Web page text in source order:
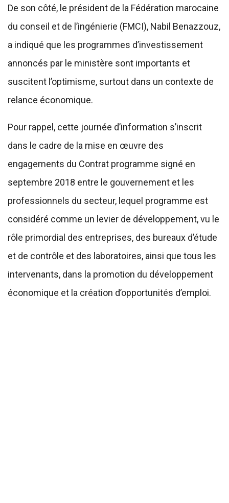
De son côté, le président de la Fédération marocaine
du conseil et de l’ingénierie (FMCI), Nabil Benazzouz,
a indiqué que les programmes d’investissement
annoncés par le ministère sont importants et
suscitent l’optimisme, surtout dans un contexte de
relance économique.
Pour rappel, cette journée d’information s’inscrit
dans le cadre de la mise en œuvre des
engagements du Contrat programme signé en
septembre 2018 entre le gouvernement et les
professionnels du secteur, lequel programme est
considéré comme un levier de développement, vu le
rôle primordial des entreprises, des bureaux d’étude
et de contrôle et des laboratoires, ainsi que tous les
intervenants, dans la promotion du développement
économique et la création d’opportunités d’emploi.